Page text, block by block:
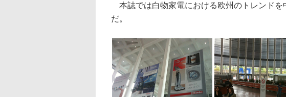
本誌では白物家電における欧州のトレンドを
だ。